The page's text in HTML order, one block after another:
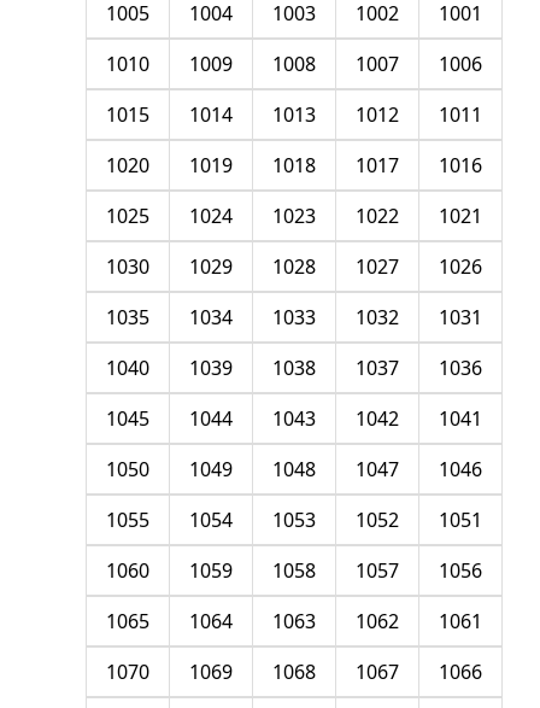
1001
1002
1003
1004
1005
1006
1007
1008
1009
1010
1011
1012
1013
1014
1015
1016
1017
1018
1019
1020
1021
1022
1023
1024
1025
1026
1027
1028
1029
1030
1031
1032
1033
1034
1035
1036
1037
1038
1039
1040
1041
1042
1043
1044
1045
1046
1047
1048
1049
1050
1051
1052
1053
1054
1055
1056
1057
1058
1059
1060
1061
1062
1063
1064
1065
1066
1067
1068
1069
1070